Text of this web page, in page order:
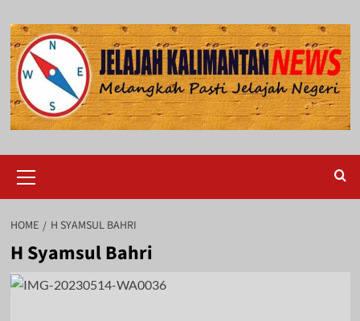
to
content
Menu
HOME H SYAMSUL BAHRI
H Syamsul Bahri